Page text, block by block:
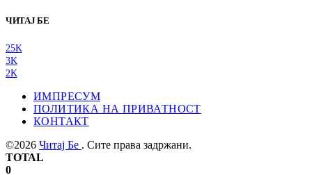
ЧИТАЈ БЕ
25K
3K
2K
ИМПРЕСУМ
ПОЛИТИКА НА ПРИВАТНОСТ
КОНТАКТ
©2026 Читај Бе . Сите права задржани.
TOTAL
0